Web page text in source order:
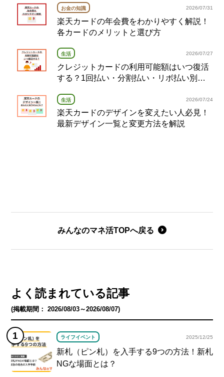
お金の知識 2026/07/31
楽天カードの年会費をわかりやすく解説！
各カードのメリットと選び方
生活 2026/07/27
クレジットカードの利用可能額はいつ復活
する？1回払い・分割払い・リボ払い別の
生活 2026/07/24
楽天カードのデザインを変えたい人必見！
最新デザイン一覧と変更方法を解説
みんなのマネ活TOPへ戻る
よく読まれている記事
(掲載期間： 2026/08/03～2026/08/07)
ライフイベント 2025/12/25
新札（ピン札）を入手する9つの方法！新札
NGな場面とは？